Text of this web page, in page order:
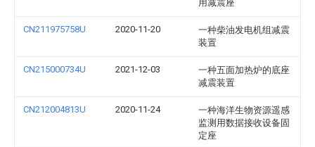
用减震座
CN211975758U 2020-11-20
一种柴油发电机组减震
装置
CN215000734U 2021-12-03
一种五面加热炉的底座
减震装置
CN212004813U 2020-11-24
一种海洋生物资源遥感
监测用数据接收设备固
定座